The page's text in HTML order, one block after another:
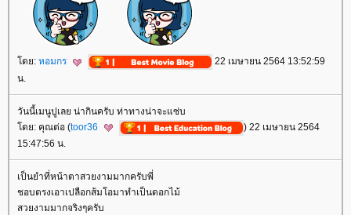
ดย: หอมกร
22 เมษายน 2564 13:52:59
น.
วันนี้เมนูปูเลย น่ากินครับ ท่าทางน่าจะแซ่บ
ดย: คุณต่อ (toor36
) 22 เมษายน 2564
15:47:56 น.
เป็นยำที่หน้าตาสวยงามมากครับพี่
ชอบตรงเอาเปลือกส้มโอมาทำเป็นดอกไม้
สวยงามมากจริงๆครับ